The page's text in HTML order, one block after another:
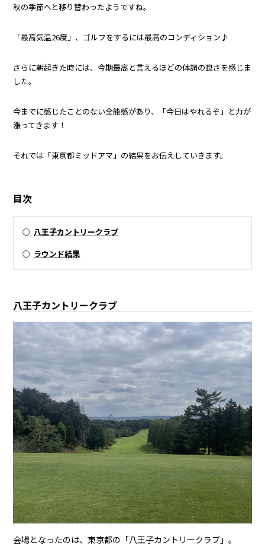
秋の季節へと移り替わったようですね。
「最高気温26度」、ゴルフをするには最高のコンディション♪
さらに朝起きた時には、今期最高と言えるほどの体調の良さを感じま
した。
今までに感じたことのない全能感があり、「今日はやれるぞ」と力が
漲ってきます！
それでは「東京都ミッドアマ」の結果をお伝えしていきます。
目次
○八王子カントリークラブ
○ ラウンド結果
八王子カントリークラブ
会場となったのは、東京都の「八王子カントリークラブ」。